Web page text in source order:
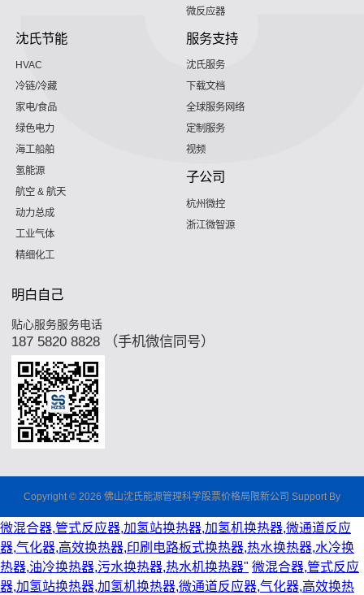
微反应器
沈氏节能
HVAC
冷链/冷藏
家电/食品
绿色电力
海工船舶
氢能源
航空 & 航天
动力总成
工业气体
精细化工
服务支持
沈氏服务
下载文档
全球服务网络
定制服务
视频
子公司
杭州微控
浙江微智源
明白自己
贴心服务服务电话
187 5820 8828 （手机微信同号）
Copyright © 2026 佛山沈氏能源管理科学股票价格局限新公司 Support By
微混合器,管式反应器,加氢站换热器,加氢机换热器,微通道反应
器,气化器,高效换热器,印刷电路板式换热器,热水换热器,水冷换
热器,油冷换热器,污水换热器,热水机换热器" 微混合器,管式反应
器,加氢站换热器,加氢机换热器,微通道反应器,气化器,高效换热